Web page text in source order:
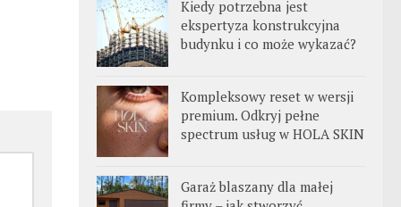
Kiedy potrzebna jest
ekspertyza konstrukcyjna
budynku i co może wykazać?
Kompleksowy reset w wersji
premium. Odkryj pełne
spectrum usług w HOLA SKIN
Garaż blaszany dla małej